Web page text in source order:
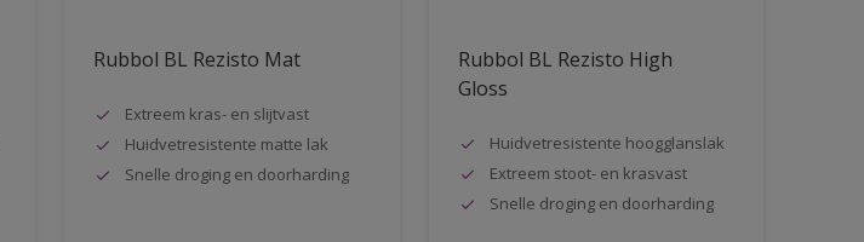
Rubbol BL Rezisto Mat
Extreem kras- en slijtvast
Huidvetresistente matte lak
Snelle droging en doorharding
Rubbol BL Rezisto High
Gloss
Huidvetresistente hoogglanslak
Extreem stoot- en krasvast
Snelle droging en doorharding